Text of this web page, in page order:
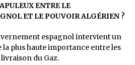
ENTRE LE
ET LE POUVOIR ALGÉRIEN ?
espagnol intervient un
la plus haute importance entre les
du Gaz.